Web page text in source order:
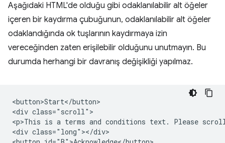
Aşağıdaki HTML'de olduğu gibi odaklanılabilir alt öğeler
içeren bir kaydırma çubuğunun, odaklanılabilir alt öğeler
odaklandığında ok tuşlarının kaydırmaya izin
vereceğinden zaten erişilebilir olduğunu unutmayın. Bu
durumda herhangi bir davranış değişikliği yapılmaz.
<button>Start</button>
<div class="scroll">
<p>This is a terms and conditions text. Please scroll
<div class="long"></div>